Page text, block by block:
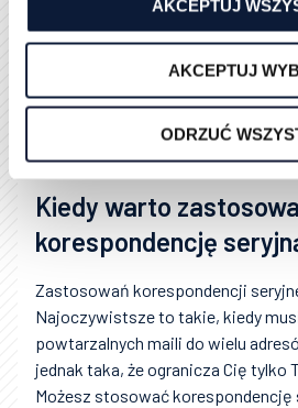
AKCEPTUJ
AKCEPTUJ
ODRZUĆ
Jak wysłać
Metody są różne w zależności od
przykładzie po prostu klikamy
automatycznie pobiera wszystkie
że takie wysyłanie może chwilę
Kiedy warto
korespondencję
Zastosowań korespondencji
Najoczywistsze to takie, kiedy
powtarzalnych maili do wielu
jednak taka, że ogranicza Cię tylko
Możesz stosować korespondencję